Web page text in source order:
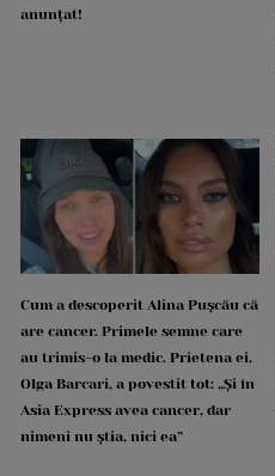
anunțat!
Cum a descoperit Alina Pușcău că
are cancer. Primele semne care
au trimis-o la medic. Prietena ei,
Olga Barcari, a povestit tot: „Și în
Asia Express avea cancer, dar
nimeni nu știa, nici ea”